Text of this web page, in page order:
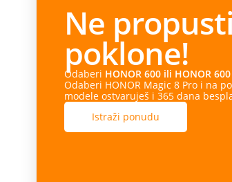
Ne propusti
poklone!
Odaberi HONOR 600 ili HONOR
Odaberi HONOR Magic 8 Pro i na
modele ostvaruješ i 365 dana
Istraži ponudu